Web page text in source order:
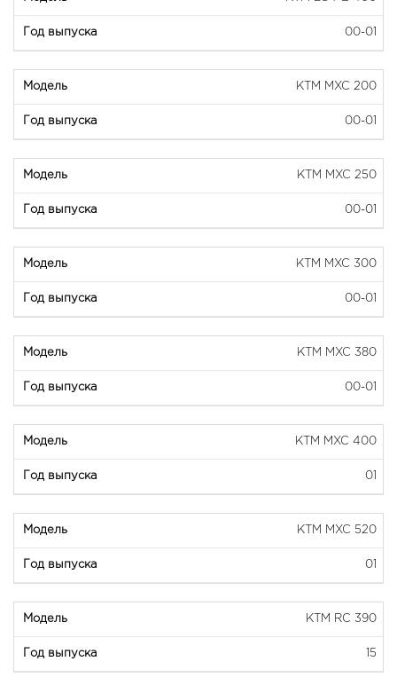
00-01
KTM MXC 200
00-01
KTM MXC 250
00-01
KTM MXC 300
00-01
KTM MXC 380
00-01
KTM MXC 400
01
KTM MXC 520
01
KTM RC 390
15